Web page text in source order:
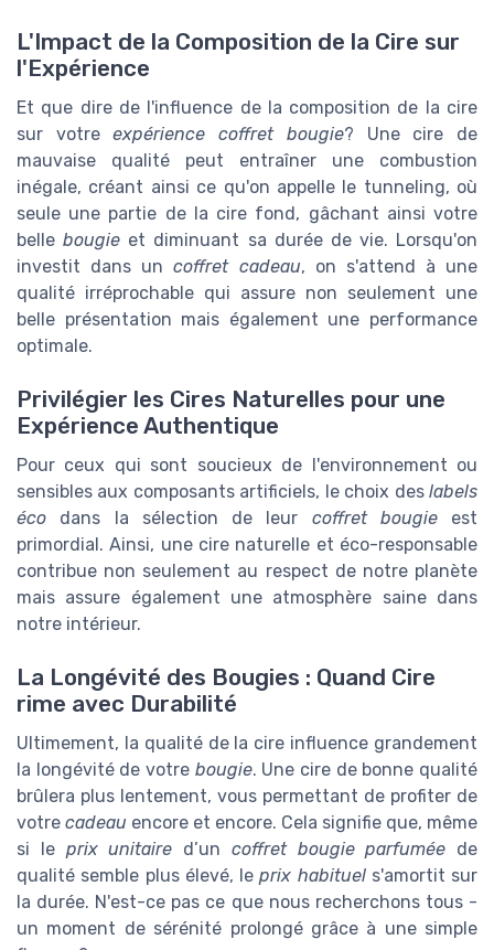
L'Impact de la Composition de la Cire sur
l'Expérience
Et que dire de l'influence de la composition de la cire
sur votreexpérience coffret bougie? Une cire de
mauvaise qualité peut entraîner une combustion
inégale, créant ainsi ce qu'on appelle le tunneling, où
seule une partie de la cire fond, gâchant ainsi votre
bellebougie et diminuant sa durée de vie. Lorsqu'on
investit dans uncoffret cadeau, on s'attend à une
qualité irréprochable qui assure non seulement une
belle présentation mais également une performance
optimale.
Privilégier les Cires Naturelles pour une
Expérience Authentique
Pour ceux qui sont soucieux de l'environnement ou
sensibles aux composants artificiels, le choix des labels
éco dans la sélection de leur coffret bougieest
primordial. Ainsi, une cire naturelle et éco-responsable
contribue non seulement au respect de notre planète
mais assure également une atmosphère saine dans
notre intérieur.
La Longévité des Bougies : Quand Cire
rime avec Durabilité
Ultimement, la qualité de la cire influence grandement
la longévité de votre bougie. Une cire de bonne qualité
brûlera plus lentement, vous permettant de profiter de
votre cadeau encore et encore. Cela signifie que, même
si le prix unitaire d’un coffret bougie parfumée de
qualité semble plus élevé, leprix habituels'amortit sur
la durée. N'est-ce pas ce que nous recherchons tous -
un moment de sérénité prolongé grâce à une simple